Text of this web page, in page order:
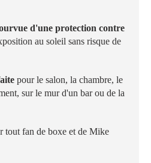
d'une protection contre
au soleil sans risque de
pour le salon, la chambre, le
sur le mur d'un bar ou de la
tout fan de boxe et de Mike